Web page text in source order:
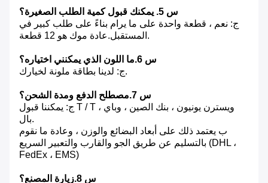
س 5. يمكنك قبول كمية الطلب الصغيرة؟
ج: نعم ، قطعة واحدة على ما يرام بناءً على طلب كبير في
المستقبل.عادة موك هو 12 قطعة.
س 6.ما اللون الذي يمكنني اختياره؟
ج: لدينا بطاقة ملونة لخيارك.
س 7.مصطلح الدفع ومدة الشحن؟
ج: يمكننا قبول T / T ، ويسترن يونيون ، بنك الصين ، وباي
بال.
ب يعتمد ذلك على أبعاد البضائع والوزن ، وعادة ما نقوم
بالتسليم عن طريق الجو والقارب والتعبير السريع (DHL ،
FedEx ، EMS)
س 8.زيارة المصنع؟